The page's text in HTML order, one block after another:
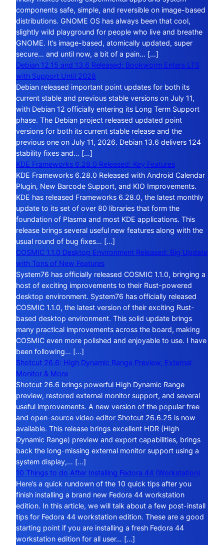
components safe, simple, and reversible on image-based
distributions. GNOME OS has always been that cool,
slightly wild playground for people who live and breathe
GNOME. It’s image-based, atomically updated, super
secure… and until now, a bit of a pain… […]
Debian 12.15 and 13.6 Released: Bookworm Enters LTS
with Support Until 2028
Debian released important point updates for both its
current stable and previous stable versions on July 11,
with Debian 12 officially entering its Long Term Support
phase. The Debian project released updated point
versions for both its current stable release and the
previous one on July 11, 2026. Debian 13.6 delivers 124
stability fixes and… […]
KDE Frameworks 6.28.0 Released: Key Features
KDE Frameworks 6.28.0 Released with Android Calendar
Plugin, New Barcode Support, and KIO Improvements.
KDE has released Frameworks 6.28.0, the latest monthly
update to its set of over 80 libraries that form the
foundation of Plasma and most KDE applications. This
release brings several useful new features along with the
usual round of bug fixes… […]
COSMIC 1.1.0 Desktop Environment Released: Big Update
with Tons of New Features
System76 has officially released COSMIC 1.1.0, bringing a
host of exciting improvements to their Rust-powered
desktop environment. System76 has officially released
COSMIC 1.1.0, the latest version of their exciting Rust-
based desktop environment. This solid update brings
many practical improvements across the board, making
COSMIC even more polished and enjoyable to use. I have
been following… […]
Shotcut 26.6: High Dynamic Range Preview, External
Monitor & More
Shotcut 26.6 brings powerful High Dynamic Range
preview, restored external monitor support, and several
useful improvements. A new version of the popular free
and open-source video editor Shotcut 26.6.25 is now
available. This release brings excellent HDR (High
Dynamic Range) preview and export capabilities, brings
back the long-missing external monitor support using a
system display,… […]
10 Things to do After Installing Fedora 44 (Workstation)
Here’s a quick rundown of the 10 quick tips after you
finish installing a brand new Fedora 44 workstation
edition. In this article, we will talk about a few post-install
tips for Fedora 44 workstation edition. These are a good
starting point if you are installing a fresh Fedora 44
workstation edition for all user… […]